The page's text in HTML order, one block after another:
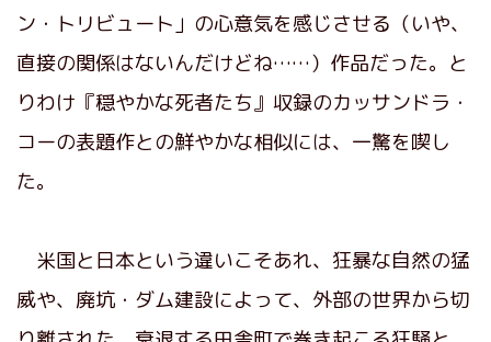
ン・トリビュート」の心意気を感じさせる（いや、
直接の関係はないんだけどね……）作品だった。と
りわけ『穏やかな死者たち』収録のカッサンドラ・
コーの表題作との鮮やかな相似には、一驚を喫し
た。
米国と日本という違いこそあれ、狂暴な自然の猛
威や、廃坑・ダム建設によって、外部の世界から切